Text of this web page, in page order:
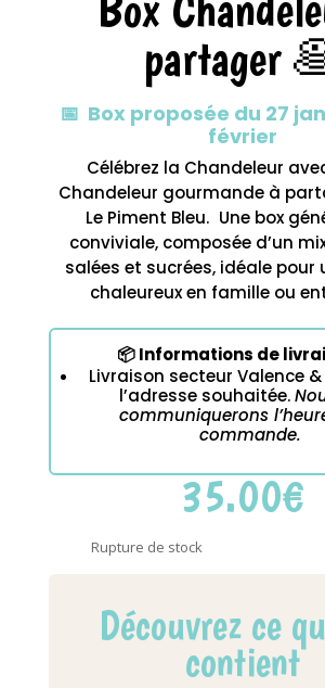
boxspartager
📅 Box proposée du 27
février
Célébrez la Chandeleur
Chandeleur gourmande à
Le Piment Bleu. Une box
conviviale, composée d’un
salées et sucrées, idéale pour
chaleureux en famille ou
📦 Informations de
Livraison secteur Valence
l’adresse souhaitée.
communiquerons
commande.
35.00€
Rupture de stock
Découvrez ce
contient